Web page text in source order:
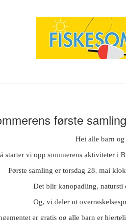
første
Hei alle barn og
starter vi opp sommerens aktiviteter i
Første samling er torsdag 28. mai
Det blir kanopadling, natursti
Og, vi deler ut
er gratis og alle barn er